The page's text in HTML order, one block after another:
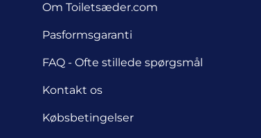
Om Toiletsæder.com
Pasformsgaranti
FAQ - Ofte stillede spørgsmål
Kontakt os
Købsbetingelser